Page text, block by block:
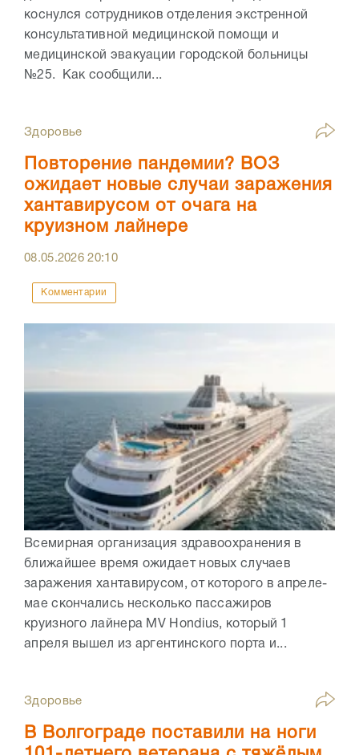
коснулся сотрудников отделения экстренной
консультативной медицинской помощи и
медицинской эвакуации городской больницы
№25. Как сообщили...
Здоровье
Повторение пандемии? ВОЗ
ожидает новые случаи заражения
хантавирусом от очага на
круизном лайнере
08.05.202620:10
Комментарии
Всемирная организация здравоохранения в
ближайшее время ожидает новых случаев
заражения хантавирусом, от которого в апреле-
мае скончались несколько пассажиров
круизного лайнера MV Hondius, который 1
апреля вышел из аргентинского порта и...
Здоровье
В Волгограде поставили на ноги